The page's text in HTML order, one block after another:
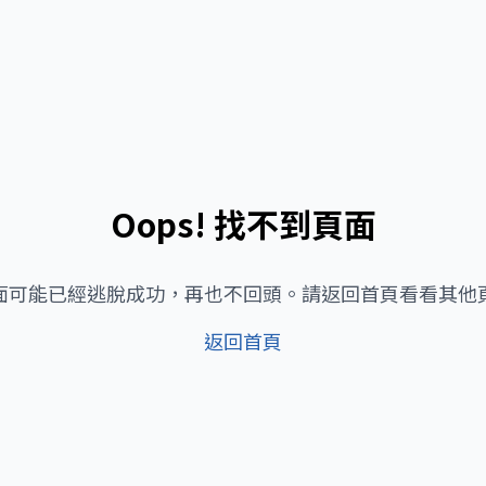
Oops! 找不到頁面
可能已經逃脫成功，再也不回頭。請返回首頁看看其他
返回首頁